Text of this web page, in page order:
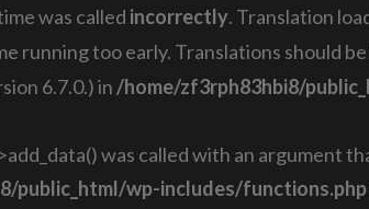
was called incorrectly. Translation
running too early. Translations should
6.7.0.) in /home/zf3rph83hbi8/
was called with an argument
public_html/wp-includes/functions.php